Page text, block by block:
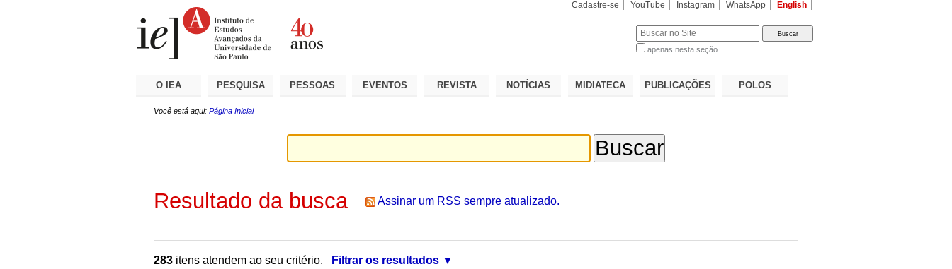
Cadastre-se YouTube Instagram WhatsApp English
apenas nesta seção
O IEA PESQUISA PESSOAS EVENTOS REVISTA NOTÍCIAS MIDIATECA PUBLICAÇÕES POLOS
Você está aqui: Página Inicial
Resultado da busca Assinar um RSS sempre atualizado.
283 itens atendem ao seu critério.
Filtrar os resultados